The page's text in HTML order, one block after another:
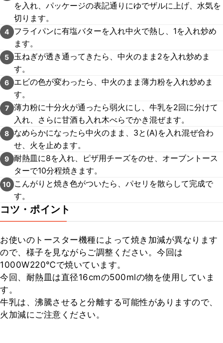
を入れ、パッケージの表記通りにゆでザルに上げ、水気を
切ります。
4
フライパンに有塩バターを入れ中火で熱し、1を入れ炒め
ます。
5
玉ねぎが透き通ってきたら、中火のまま2を入れ炒めま
す。
6
エビの色が変わったら、中火のまま薄力粉を入れ炒めま
す。
7 薄力粉に十分火が通ったら弱火にし、牛乳を2回に分けて
入れ、さらに甘酒も入れ木べらでかき混ぜます。
8
なめらかになったら中火のまま、3と(A)を入れ混ぜ合わ
せ、火を止めます。
9 耐熱皿に8を入れ、ピザ用チーズをのせ、オーブントース
ターで10分程焼きます。
10 こんがりと焼き色がついたら、パセリを散らして完成で
す。
コツ・ポイント
お使いのトースター機種によって焼き加減が異なります
ので、様子を見ながらご調整ください。今回は
1000W220℃で焼いています。
今回、耐熱皿は直径16cmの500mlの物を使用していま
す。
牛乳は、沸騰させると分離する可能性がありますので、
火加減にご注意ください。